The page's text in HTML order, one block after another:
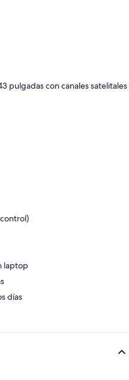
pulgadas con canales satelitales
laptop
días